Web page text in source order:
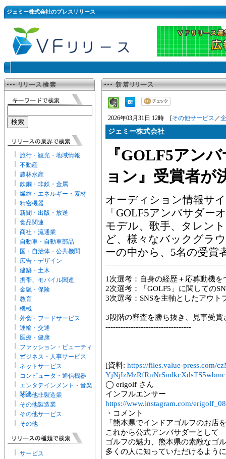
ジェミー株式会社のプレスリリース
旅行・観光・地域情報
不動産
農林水産
鉄鋼・非鉄・金属
繊維・エネルギー・素材
精密機器
新聞・出版・放送
食品関連
商社・流通業
自動車・自動車部品
国・自治体・公共機関
広告・デザイン
建築・土木
携帯、モバイル関連
金融・保険
教育
機械
外食・フードサービス
運輸・交通
医療・健康
ファッション・ビューティ
ー
ビジネス・人事サービス
ネットサービス
コンピュータ・通信機器
エンタテインメント・音楽
関連
その他非製造業
その他製造業
その他サービス
その他
サービス
2026年03月31日 12時 [その他サービス ／
ジェミー株式会社
『GOLF5アン
ョン』受賞者が
オーディション情報サ
「GOLF5アンバサダー
モデル、歌手、タレン
ど、様々なバックグラ
ーの中から、5名の受賞
1次選考：自身の経歴＋応募動機を
2次選考：「GOLF5」に関しての
3次選考：SNSを主軸としたアウト
3段階の審査を勝ち抜き、見事受賞
----------------------------------
[資料: https://files.value-press.com/
◯ erigolf さん
インフルエンサー
https://www.instagram.com/
・コメント
「熊本県でインドアゴルフのお店
これから公式アンバサダーとして
ゴルフの魅力、熊本県の素敵なゴ
多くの人に知っていただけるよう